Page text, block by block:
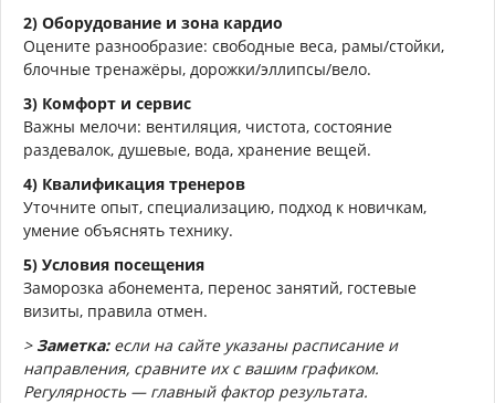
2) Оборудование и зона кардио
Оцените разнообразие: свободные веса, рамы/стойки,
блочные тренажёры, дорожки/эллипсы/вело.
3) Комфорт и сервис
Важны мелочи: вентиляция, чистота, состояние
раздевалок, душевые, вода, хранение вещей.
4) Квалификация тренеров
Уточните опыт, специализацию, подход к новичкам,
умение объяснять технику.
5) Условия посещения
Заморозка абонемента, перенос занятий, гостевые
визиты, правила отмен.
> Заметка:если на сайте указаны расписание и
направления, сравните их с вашим графиком.
Регулярность — главный фактор результата.